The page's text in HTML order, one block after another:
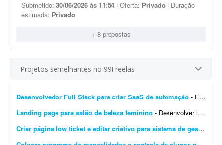
Submetido: 30/06/2026 às 11:54 | Oferta: Privado | Duração
estimada: Privado
+ 8 propostas
Projetos semelhantes no 99Freelas
Desenvolvedor Full Stack para criar SaaS de automação - Estou procurando um desenvolvedor Full Stack para desenvolver um projeto do zero. O objetivo é criar um SaaS completo de automação para redes sociais, iniciando com um MVP robu...
Landing page para salão de beleza feminino - Desenvolver landing page para salão de beleza feminino, com foco em agendamentos via WhatsApp. Deve conter: - Serviços - Galeria - Depoimentos - Localização - Design re...
Criar página low ticket e editar criativo para sistema de gestão